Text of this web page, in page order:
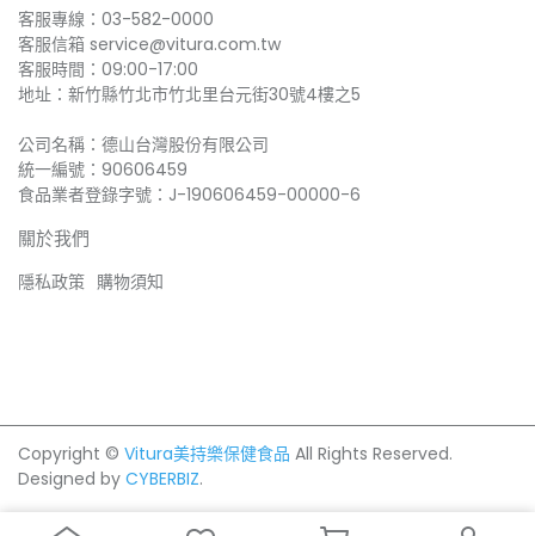
客服專線：03-582-0000
客服信箱 service@vitura.com.tw
客服時間：09:00-17:00
地址：新竹縣竹北市竹北里台元街30號4樓之5
公司名稱：德山台灣股份有限公司
統一編號：90606459
食品業者登錄字號：J-190606459-00000-6
關於我們
隱私政策 購物須知
Copyright © Vitura美持樂保健食品 All Rights Reserved.
Designed by CYBERBIZ.